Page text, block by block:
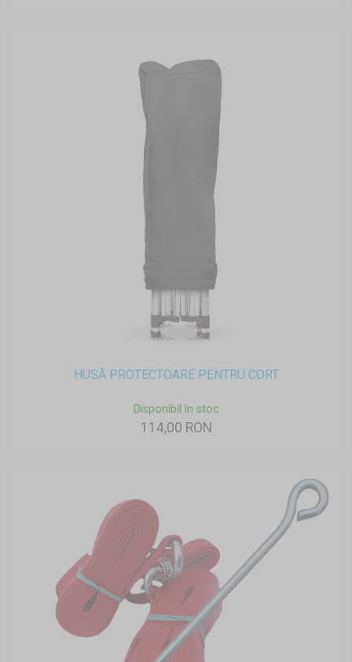
HUSĂ PROTECTOARE PENTRU CORT
Disponibil în stoc
114,00 RON